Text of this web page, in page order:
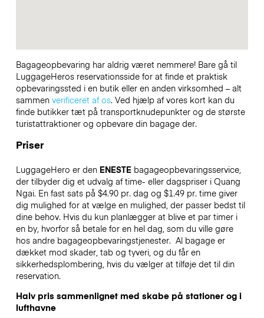
Bagageopbevaring har aldrig været nemmere! Bare gå til
LuggageHeros reservationsside for at finde et praktisk
opbevaringssted i en butik eller en anden virksomhed – alt
sammen verificeret af os. Ved hjælp af vores kort kan du
finde butikker tæt på transportknudepunkter og de største
turistattraktioner og opbevare din bagage der.
Priser
LuggageHero er den ENESTEbagageopbevaringsservice,
der tilbyder dig et udvalg af time- eller dagspriser i Quang
Ngai. En fast sats på $4.90 pr. dag og $1.49 pr. time giver
dig mulighed for at vælge en mulighed, der passer bedst til
dine behov. Hvis du kun planlægger at blive et par timer i
en by, hvorfor så betale for en hel dag, som du ville gøre
hos andre bagageopbevaringstjenester. Al bagage er
dækket mod skader, tab og tyveri, og du får en
sikkerhedsplombering, hvis du vælger at tilføje det til din
reservation.
Halv pris sammenlignet med skabe på stationer og i
lufthavne